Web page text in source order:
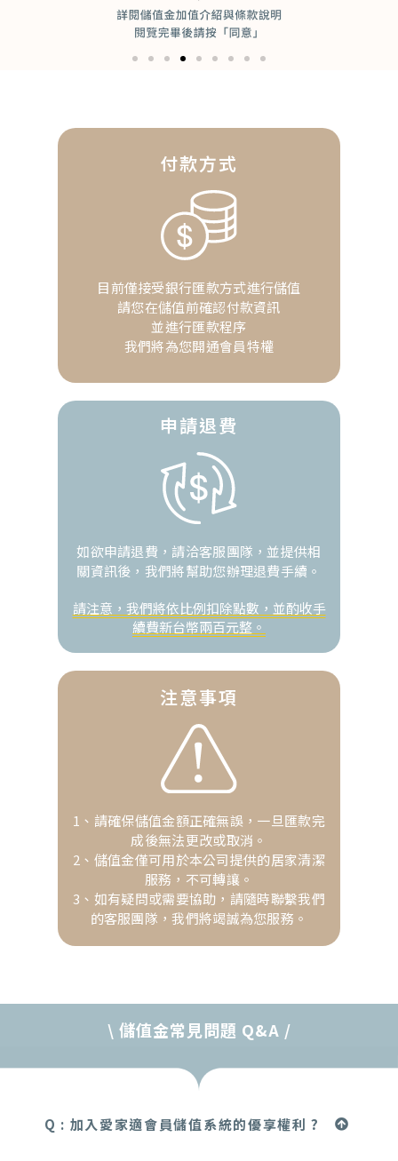
付款方式
目前僅接受銀行匯款方式進行儲值
請您在儲值前確認付款資訊
並進行匯款程序
我們將為您開通會員特權
申請退費
如欲申請退費，請洽客服團隊，並提供相
關資訊後，我們將幫助您辦理退費手續。
請注意，我們將依比例扣除點數，並酌收手
續費新台幣兩百元整。
注意事項
1、請確保儲值金額正確無誤，一旦匯款完
成後無法更改或取消。
2、儲值金僅可用於本公司提供的居家清潔
服務，不可轉讓。
3、如有疑問或需要協助，請隨時聯繫我們
的客服團隊，我們將竭誠為您服務。
\ 儲值金常見問題 Q&A /
Q : 加入愛家適會員儲值系統的優享權利 ?